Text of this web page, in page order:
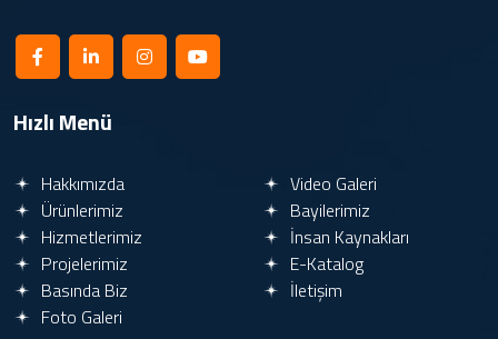
Hızlı Menü
Hakkımızda
Ürünlerimiz
Hizmetlerimiz
Projelerimiz
Basında Biz
Foto Galeri
Video Galeri
Bayilerimiz
İnsan Kaynakları
E-Katalog
İletişim